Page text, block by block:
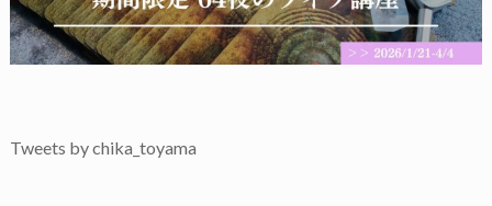
Tweets by chika_toyama